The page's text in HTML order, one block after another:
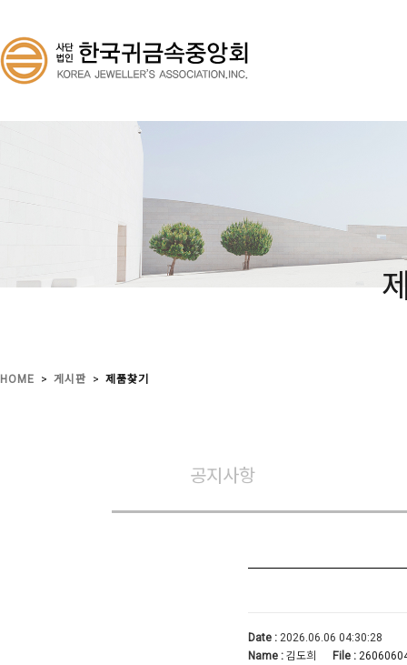
HOME > 게시판 > 제품찾기
공지사항
Date :2026.06.06 04:30:28
Name :김도희 File :